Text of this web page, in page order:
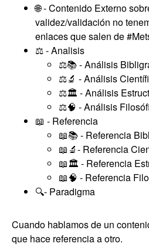
🌐 - Contenido Externo
validez/validación no
enlaces que salen de
⚖️ - Analisis
⚖️📚 - Análisis
⚖️🔬 - Análisis
⚖️🏛️ - Análisis
⚖️🧠 - Análisis
📖 - Referencia
📖📚 - Referencia
📖🔬- Referencia
📖🏛️ - Referencia
📖🧠 - Referencia
🔍️- Paradigma
Cuando hablamos de un
que hace referencia a otro.